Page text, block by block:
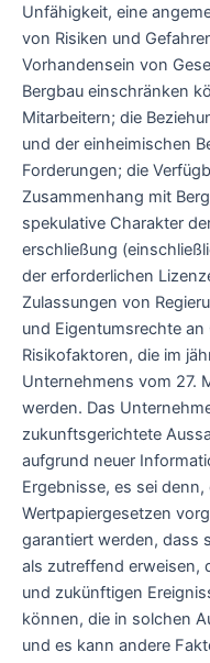
Unfähigkeit, eine
von Risiken und
Vorhandensein von
Bergbau einschränken
Mitarbeitern; die
und der einheimischen
Forderungen; die
Zusammenhang mit
spekulative Charakter
erschließung
der erforderlichen
Zulassungen von
und Eigentumsrechte
Risikofaktoren, die im
Unternehmens vom 27.
werden. Das
zukunftsgerichtete
aufgrund neuer
Ergebnisse, es sei
Wertpapiergesetzen
garantiert werden, dass
als zutreffend erweisen,
und zukünftigen
können, die in solchen
und es kann andere